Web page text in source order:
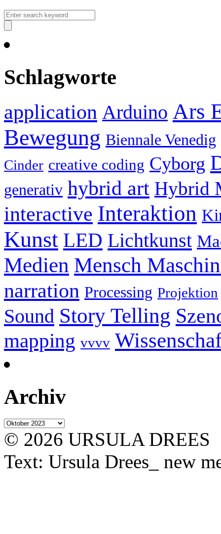
Schlagworte
application Arduino Ars
Bewegung Biennale Venedig
Cinder creative coding Cyborg
generativ hybrid art Hybrid
interactive Interaktion
Kunst LED Lichtkunst
Medien Mensch
narration Processing Projektion
Sound Story Telling
mapping vvvv
Archiv
Archiv
© 2026 URSULA DREES
Text: Ursula Drees_ new